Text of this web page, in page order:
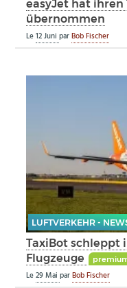
easyJet hat ihren
übernommen
Le12 JuniparBob Fischer
LUFTVERKEHR -
TaxiBot schleppt
Flugzeuge
Le29 MaiparBob Fischer